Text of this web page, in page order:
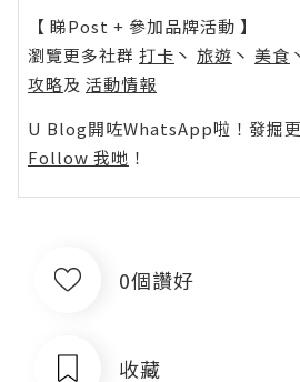
【 睇Post + 參加品牌活動 】
瀏覽更多社群 打卡 丶 旅遊 丶 美食
攻略及 活動情報
U Blog開咗WhatsApp啦！發掘更
Follow 我哋 ！
0個讚好
收藏